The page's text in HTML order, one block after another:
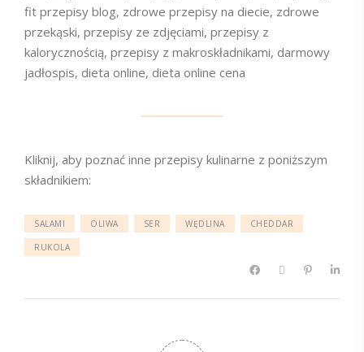
fit przepisy blog, zdrowe przepisy na diecie, zdrowe
przekąski, przepisy ze zdjęciami, przepisy z
kalorycznością, przepisy z makroskładnikami, darmowy
jadłospis, dieta online, dieta online cena
Kliknij, aby poznać inne przepisy kulinarne z poniższym
składnikiem:
SALAMI OLIWA SER WĘDLINA CHEDDAR
RUKOLA